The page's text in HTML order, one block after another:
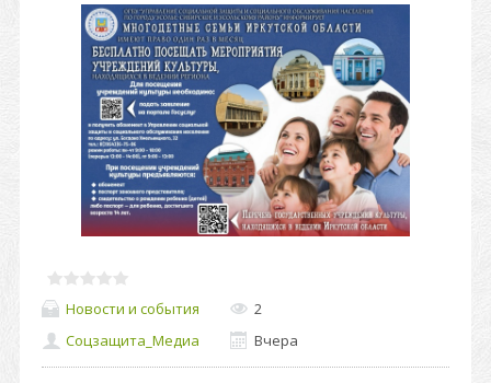
Новости и события
2
Соцзащита_Медиа
Вчера